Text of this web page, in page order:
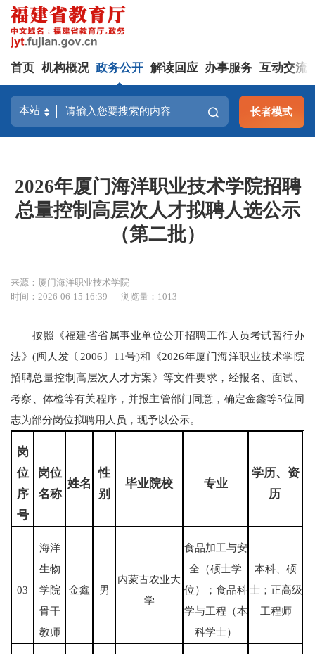
首页 机构概况 政务公开 解读回应 办事服务 互动交流
长者模式
2026年厦门海洋职业技术学院招聘
总量控制高层次人才拟聘人选公示
（第二批）
来源：厦门海洋职业技术学院
时间：2026-06-15 16:39
浏览量：1013
按照《福建省省属事业单位公开招聘工作人员考试暂行办
法》(闽人发〔2006〕11号)和《2026年厦门海洋职业技术学院
招聘总量控制高层次人才方案》等文件要求，经报名、面试、
考察、体检等有关程序，并报主管部门同意，确定金鑫等5位同
志为部分岗位拟聘用人员，现予以公示。
岗
位
序
号
岗位
名称
姓名
性
别
毕业院校 专业
学历、资
历
03
海洋
生物
学院
骨干
教师
金鑫 男
内蒙古农业大
学
食品加工与安
全（硕士学
位）；食品科
学与工程（本
科学士）
本科、硕
士；正高级
工程师